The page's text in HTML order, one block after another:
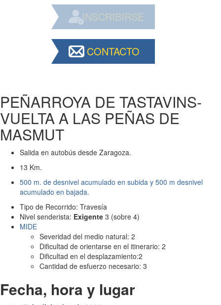
INSCRIBIRSE
CONTACTO
PEÑARROYA DE TASTAVINS-
VUELTA A LAS PEÑAS DE
MASMUT
Salida en autobús desde Zaragoza.
13 Km.
500 m. de desnivel acumulado en subida y 500 m desnivel
acumulado en bajada.
Tipo de Recorrido: Travesía
Nivel senderista: Exigente 3 (sobre 4)
MIDE
Severidad del medio natural: 2
Dificultad de orientarse en el itinerario: 2
Dificultad en el desplazamiento:2
Cantidad de esfuerzo necesario: 3
Fecha, hora y lugar